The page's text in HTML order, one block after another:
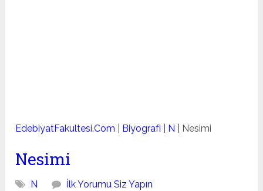
EdebiyatFakultesi.Com Biyografi N Nesimi
Nesimi
N İlk Yorumu Siz Yapın